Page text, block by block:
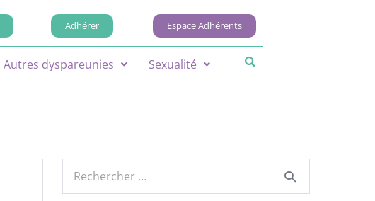
Adhérer Espace Adhérents
Autres dyspareunies Sexualité